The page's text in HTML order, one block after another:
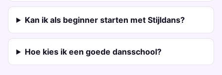
Kan ik als beginner starten met Stijldans?
Hoe kies ik een goede dansschool?